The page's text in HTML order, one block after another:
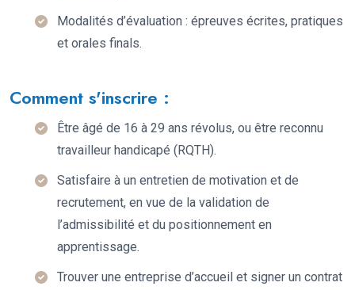
Modalités d’évaluation : épreuves écrites, pratiques
et orales finals.
Comment s'inscrire :
Être âgé de 16 à 29 ans révolus, ou être reconnu
travailleur handicapé (RQTH).
Satisfaire à un entretien de motivation et de
recrutement, en vue de la validation de
l’admissibilité et du positionnement en
apprentissage.
Trouver une entreprise d’accueil et signer un contrat